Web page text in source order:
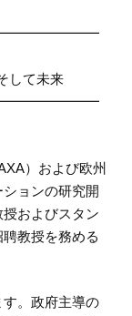
して未来
）および欧州
ョンの研究開
およびスタン
教授を務める
。政府主導の